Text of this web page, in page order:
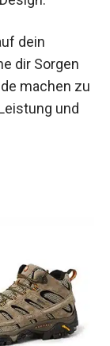
und
dein
dir Sorgen
Leistung